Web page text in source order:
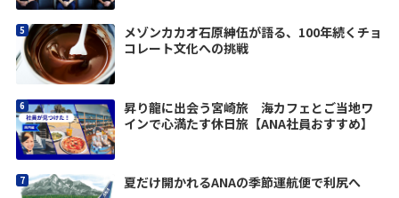
メゾンカカオ石原紳伍が語る、100年続くチョ
コレート文化への挑戦
昇り龍に出会う宮崎旅 海カフェとご当地ワ
インで心満たす休日旅【ANA社員おすすめ】
夏だけ開かれるANAの季節運航便で利尻へ